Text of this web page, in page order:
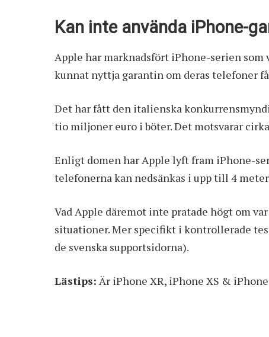
Kan inte använda iPhone-
Apple har marknadsfört iPhone-serien
kunnat nyttja garantin om deras telefoner
Det har fått den italienska
tio miljoner euro i böter. Det motsvarar
Enligt domen har Apple lyft fram iPhone-
telefonerna kan nedsänkas i upp till 4
Vad Apple däremot inte pratade högt om
situationer. Mer specifikt i kontrollerade
de svenska supportsidorna).
Lästips: Är iPhone XR, iPhone XS &